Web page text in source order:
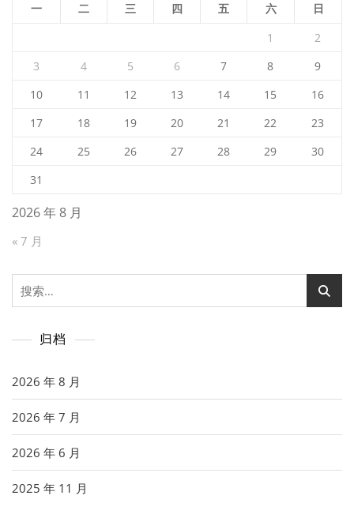
2026 年 8 月
一 二 三 四 五 六
日
1
2
3
4 5 6 7 8
9
10
11 12 13 14 15
16
17
18 19 20 21 22
23
24
25 26 27 28 29
30
31
« 7 月
搜
索：
归档
2026 年 8 月
2026 年 7 月
2026 年 6 月
2025 年 11 月